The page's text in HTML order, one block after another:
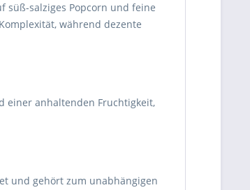
süß-salziges Popcorn und feine
während dezente
einer anhaltenden Fruchtigkeit,
und gehört zum unabhängigen